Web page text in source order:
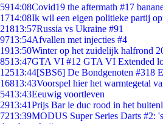
5914:08Covid19 the aftermath #17
1714:08Ik wil een eigen politieke partij
21813:57Russia vs Ukraine #91
9713:54Afvallen met injecties #4
1913:50Winter op het zuidelijk halfrond
8513:47GTA VI #12 GTA VI Extended
12513:44[SBS6] De Bondgenoten #318
16813:43Voorspel hier het warmtegetal
5413:43Eeuwig voortleven
2913:41Prijs Bar le duc rood in het
7213:39MODUS Super Series Darts #2: